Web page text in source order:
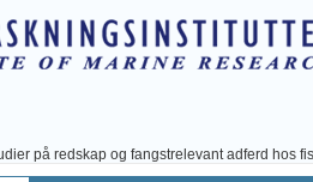
på redskap og fangstrelevant adferd hos